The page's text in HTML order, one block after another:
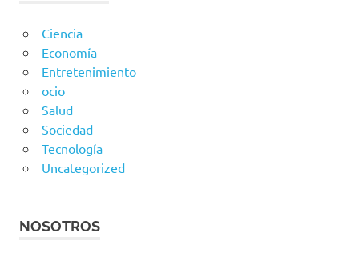
Ciencia
Economía
Entretenimiento
ocio
Salud
Sociedad
Tecnología
Uncategorized
NOSOTROS